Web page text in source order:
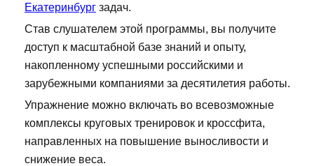
Екатеринбург задач.
Став слушателем этой программы, вы получите
доступ к масштабной базе знаний и опыту,
накопленному успешными российскими и
зарубежными компаниями за десятилетия работы.
Упражнение можно включать во всевозможные
комплексы круговых тренировок и кроссфита,
направленных на повышение выносливости и
снижение веса.